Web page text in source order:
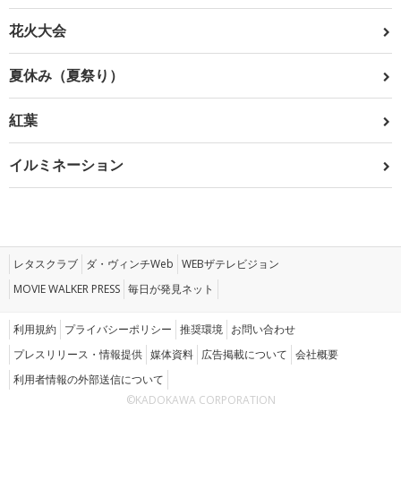
花火大会
夏休み（夏祭り）
紅葉
イルミネーション
レタスクラブ ダ・ヴィンチWeb WEBザテレビジョン
MOVIE WALKER PRESS 毎日が発見ネット
利用規約 プライバシーポリシー 推奨環境 お問い合わせ
プレスリリース・情報提供 媒体資料 広告掲載について 会社概要
利用者情報の外部送信について
©KADOKAWA CORPORATION